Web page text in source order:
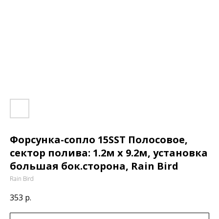
Форсунка-сопло 15SST Полосовое,
сектор полива: 1.2м x 9.2м, установка
большая бок.сторона, Rain Bird
Rain Bird
353 р.